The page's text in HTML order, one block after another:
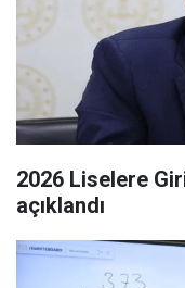
2026 Liselere
açıklandı